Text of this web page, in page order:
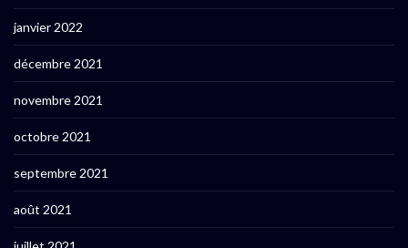
janvier 2022
décembre 2021
novembre 2021
octobre 2021
septembre 2021
août 2021